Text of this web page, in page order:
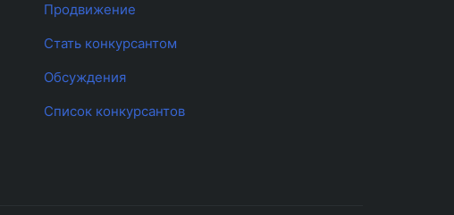
Продвижение
Стать конкурсантом
Обсуждения
Список конкурсантов